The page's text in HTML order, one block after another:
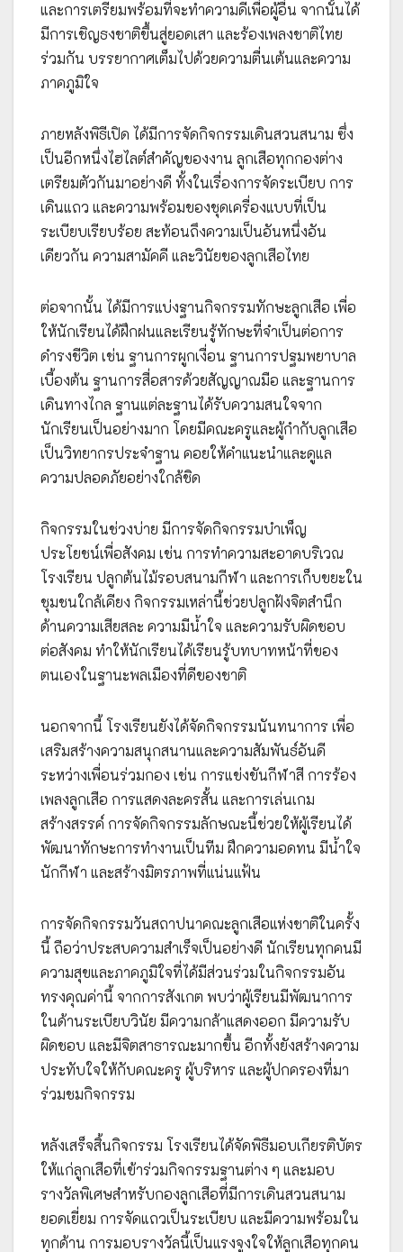
และการเตรียมพร้อมที่จะทำความดีเพื่อผู้อื่น จากนั้นได้
มีการเชิญธงชาติขึ้นสู่ยอดเสา และร้องเพลงชาติไทย
ร่วมกัน บรรยากาศเต็มไปด้วยความตื่นเต้นและความ
ภาคภูมิใจ
ภายหลังพิธีเปิด ได้มีการจัดกิจกรรมเดินสวนสนาม ซึ่ง
เป็นอีกหนึ่งไฮไลต์สำคัญของงาน ลูกเสือทุกกองต่าง
เตรียมตัวกันมาอย่างดี ทั้งในเรื่องการจัดระเบียบ การ
เดินแถว และความพร้อมของชุดเครื่องแบบที่เป็น
ระเบียบเรียบร้อย สะท้อนถึงความเป็นอันหนึ่งอัน
เดียวกัน ความสามัคคี และวินัยของลูกเสือไทย
ต่อจากนั้น ได้มีการแบ่งฐานกิจกรรมทักษะลูกเสือ เพื่อ
ให้นักเรียนได้ฝึกฝนและเรียนรู้ทักษะที่จำเป็นต่อการ
ดำรงชีวิต เช่น ฐานการผูกเงื่อน ฐานการปฐมพยาบาล
เบื้องต้น ฐานการสื่อสารด้วยสัญญาณมือ และฐานการ
เดินทางไกล ฐานแต่ละฐานได้รับความสนใจจาก
นักเรียนเป็นอย่างมาก โดยมีคณะครูและผู้กำกับลูกเสือ
เป็นวิทยากรประจำฐาน คอยให้คำแนะนำและดูแล
ความปลอดภัยอย่างใกล้ชิด
กิจกรรมในช่วงบ่าย มีการจัดกิจกรรมบำเพ็ญ
ประโยชน์เพื่อสังคม เช่น การทำความสะอาดบริเวณ
โรงเรียน ปลูกต้นไม้รอบสนามกีฬา และการเก็บขยะใน
ชุมชนใกล้เคียง กิจกรรมเหล่านี้ช่วยปลูกฝังจิตสำนึก
ด้านความเสียสละ ความมีน้ำใจ และความรับผิดชอบ
ต่อสังคม ทำให้นักเรียนได้เรียนรู้บทบาทหน้าที่ของ
ตนเองในฐานะพลเมืองที่ดีของชาติ
นอกจากนี้ โรงเรียนยังได้จัดกิจกรรมนันทนาการ เพื่อ
เสริมสร้างความสนุกสนานและความสัมพันธ์อันดี
ระหว่างเพื่อนร่วมกอง เช่น การแข่งขันกีฬาสี การร้อง
เพลงลูกเสือ การแสดงละครสั้น และการเล่นเกม
สร้างสรรค์ การจัดกิจกรรมลักษณะนี้ช่วยให้ผู้เรียนได้
พัฒนาทักษะการทำงานเป็นทีม ฝึกความอดทน มีน้ำใจ
นักกีฬา และสร้างมิตรภาพที่แน่นแฟ้น
การจัดกิจกรรมวันสถาปนาคณะลูกเสือแห่งชาติในครั้ง
นี้ ถือว่าประสบความสำเร็จเป็นอย่างดี นักเรียนทุกคนมี
ความสุขและภาคภูมิใจที่ได้มีส่วนร่วมในกิจกรรมอัน
ทรงคุณค่านี้ จากการสังเกต พบว่าผู้เรียนมีพัฒนาการ
ในด้านระเบียบวินัย มีความกล้าแสดงออก มีความรับ
ผิดชอบ และมีจิตสาธารณะมากขึ้น อีกทั้งยังสร้างความ
ประทับใจให้กับคณะครู ผู้บริหาร และผู้ปกครองที่มา
ร่วมชมกิจกรรม
หลังเสร็จสิ้นกิจกรรม โรงเรียนได้จัดพิธีมอบเกียรติบัตร
ให้แก่ลูกเสือที่เข้าร่วมกิจกรรมฐานต่าง ๆ และมอบ
รางวัลพิเศษสำหรับกองลูกเสือที่มีการเดินสวนสนาม
ยอดเยี่ยม การจัดแถวเป็นระเบียบ และมีความพร้อมใน
ทุกด้าน การมอบรางวัลนี้เป็นแรงจูงใจให้ลูกเสือทุกคน